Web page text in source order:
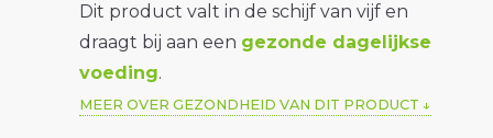
Dit product valt in de schijf van vijf en
draagt bij aan een gezonde dagelijkse
voeding.
MEER OVER GEZONDHEID VAN DIT PRODUCT